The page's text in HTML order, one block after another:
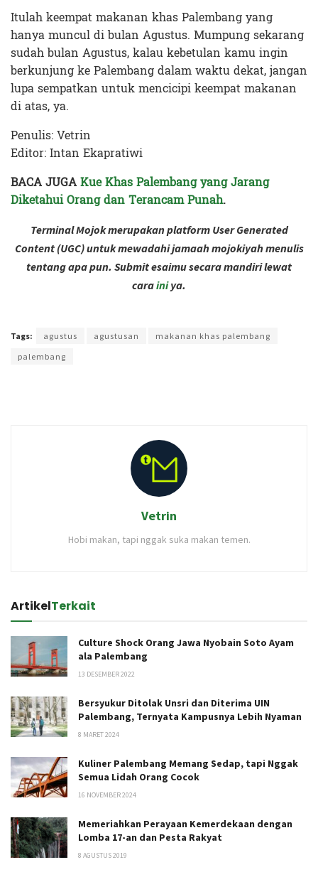
Itulah keempat makanan khas Palembang yang
hanya muncul di bulan Agustus. Mumpung sekarang
sudah bulan Agustus, kalau kebetulan kamu ingin
berkunjung ke Palembang dalam waktu dekat, jangan
lupa sempatkan untuk mencicipi keempat makanan
di atas, ya.
Penulis: Vetrin
Editor: Intan Ekapratiwi
BACA JUGAKue Khas Palembang yang Jarang
Diketahui Orang dan Terancam Punah.
Terminal Mojok merupakan platform User Generated
Content (UGC) untuk mewadahi jamaah mojokiyah menulis
tentang apa pun. Submit esaimu secara mandiri lewat
carainiya.
Tags: agustus agustusan
makanan khas palembang
palembang
Vetrin
Hobi makan, tapi nggak suka makan temen.
ArtikelTerkait
Culture Shock Orang Jawa Nyobain Soto Ayam
ala Palembang
13 DESEMBER 2022
Bersyukur Ditolak Unsri dan Diterima UIN
Palembang, Ternyata Kampusnya Lebih Nyaman
8 MARET 2024
Kuliner Palembang Memang Sedap, tapi Nggak
Semua Lidah Orang Cocok
16 NOVEMBER 2024
Memeriahkan Perayaan Kemerdekaan dengan
Lomba 17-an dan Pesta Rakyat
8 AGUSTUS 2019